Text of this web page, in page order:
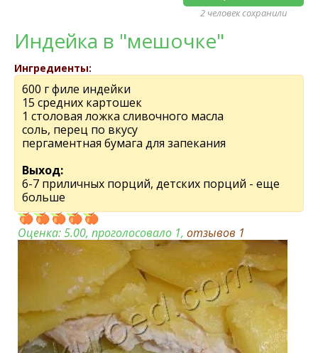
2 человек сохранили
Индейка в "мешочке"
Ингредиенты:
600 г филе индейки
15 средних картошек
1 столовая ложка сливочного масла
соль, перец по вкусу
пергаментная бумага для запекания
Выход:
6-7 приличных порций, детских порций - еще
больше
Оценка:5.00, проголосовало 1, отзывов 1